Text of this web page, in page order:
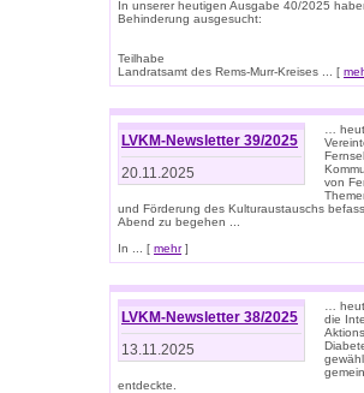
In unserer heutigen Ausgabe 40/2025
Behinderung ausgesucht:
Teilhabe
Landratsamt des Rems-Murr-Kreises ... [
LVKM-Newsletter 39/2025
20.11.2025
…
von
und Förderung des Kulturaustauschs
Abend zu begehen ...
In ... [ mehr]
LVKM-Newsletter 38/2025
13.11.2025
…
die
entdeckte.